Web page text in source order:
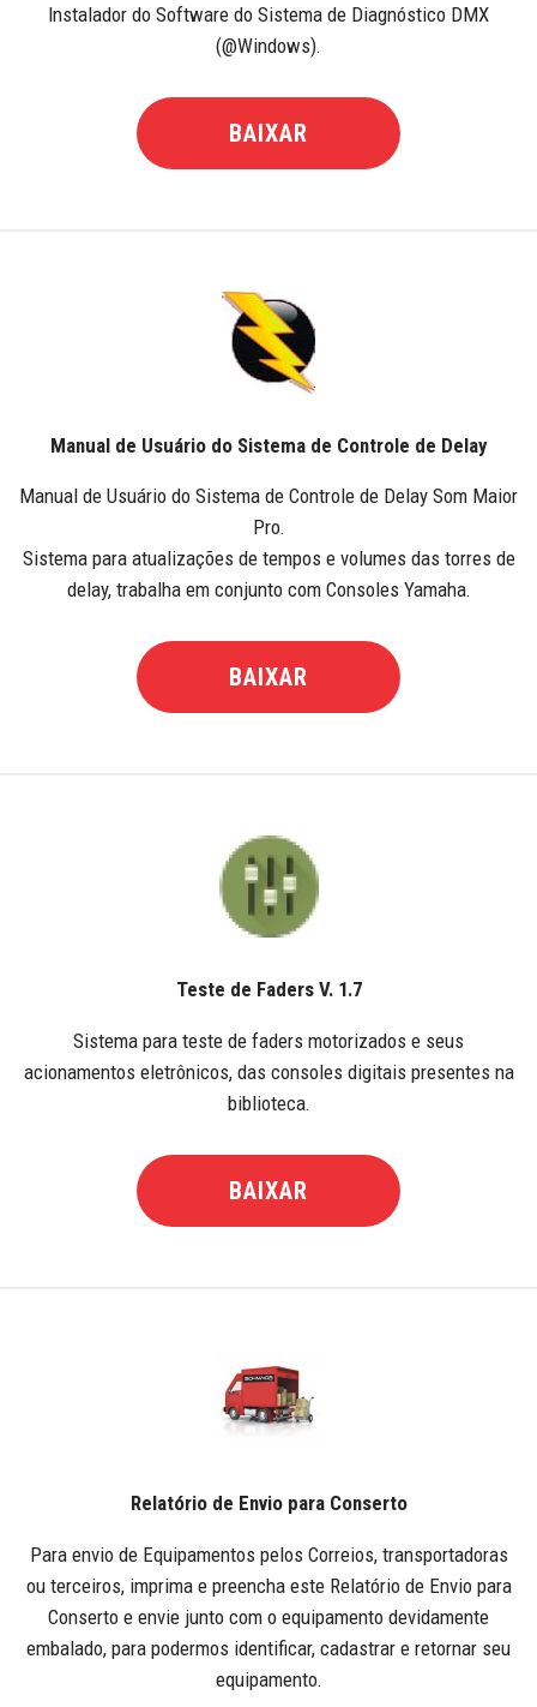
Instalador do Software do Sistema de Diagnóstico DMX
(@Windows).
BAIXAR
Manual de Usuário do Sistema de Controle de Delay
Manual de Usuário do Sistema de Controle de Delay Som Maior
Pro.
Sistema para atualizações de tempos e volumes das torres de
delay, trabalha em conjunto com Consoles Yamaha.
BAIXAR
Teste de Faders V. 1.7
Sistema para teste de faders motorizados e seus
acionamentos eletrônicos, das consoles digitais presentes na
biblioteca.
BAIXAR
Relatório de Envio para Conserto
Para envio de Equipamentos pelos Correios, transportadoras
ou terceiros, imprima e preencha este Relatório de Envio para
Conserto e envie junto com o equipamento devidamente
embalado, para podermos identificar, cadastrar e retornar seu
equipamento.